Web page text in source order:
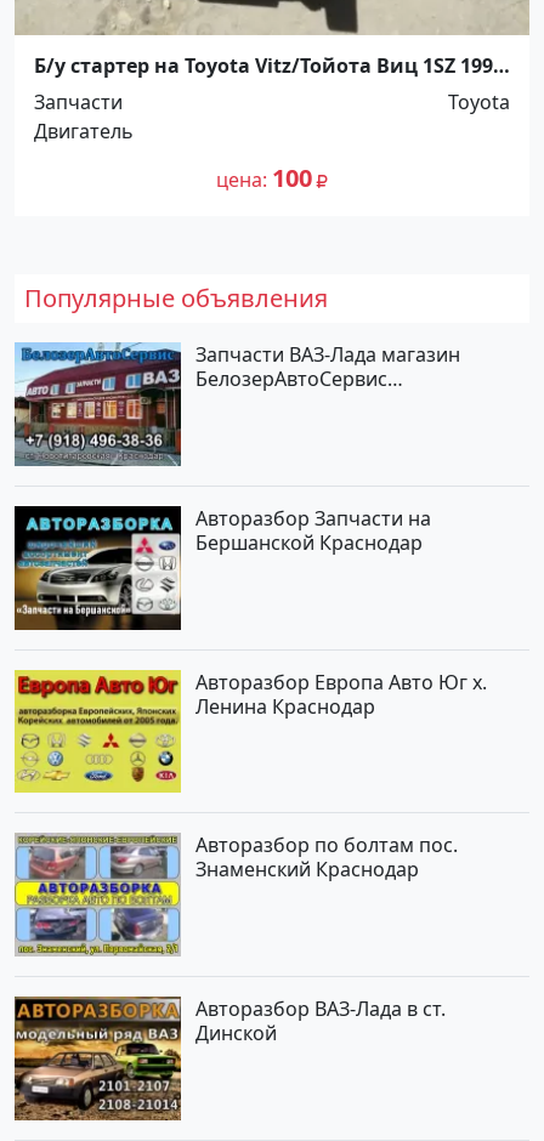
Б/у стартер на Toyota Vitz/Тойота Виц 1SZ 1999-
05 г. Краснодар
Запчасти
Toyota
Двигатель
цена 100
Популярные объявления
Запчасти ВАЗ-Лада магазин
БелозерАвтоСервис
Авторазбор Запчасти на
Бершанской Краснодар
Авторазбор Европа Авто Юг х.
Ленина Краснодар
Авторазбор по болтам пос.
Знаменский Краснодар
Авторазбор ВАЗ-Лада в ст.
Динской